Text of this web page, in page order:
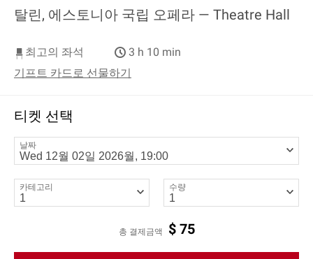
탈린, 에스토니아 국립 오페라 — Theatre Hall
최고의 좌석
3 h 10 min
기프트 카드로 선물하기
티켓 선택
날짜
카테고리 수량
총 결제금액 $ 75